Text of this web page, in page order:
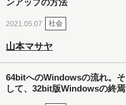
ンアップの方法
2021.05.07 社会
山本マサヤ
64bitへのWindowsの流れ。そ
して、32bit版Windowsの終焉